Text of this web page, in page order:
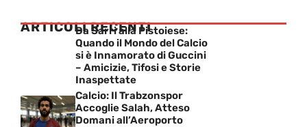
ARTICOLI RECENTI
Da Sarri alla Pistoiese:
Quando il Mondo del Calcio
si è Innamorato di Guccini
– Amicizie, Tifosi e Storie
Inaspettate
Calcio: Il Trabzonspor
Accoglie Salah, Atteso
Domani all’Aeroporto